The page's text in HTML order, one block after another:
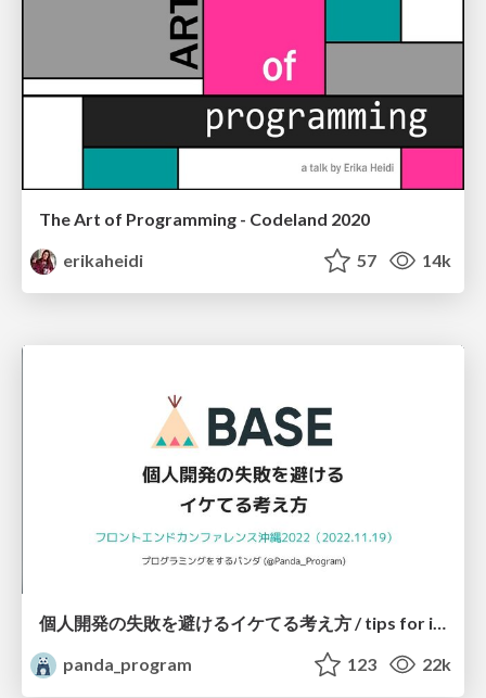
The Art of Programming - Codeland 2020
erikaheidi
57 14k
個人開発の失敗を避けるイケてる考え方 / tips for indie hackers
panda_program
123 22k